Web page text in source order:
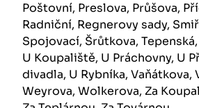
Poštovní, Preslova, Průšova,
Radniční, Regnerovy sady,
Spojovací, Šrůtkova, Tepenská,
U Koupaliště, U Práchovny, U
divadla, U Rybníka, Vaňátkova,
Weyrova, Wolkerova, Za